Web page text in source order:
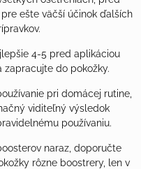
ešte väčší účinok ďalších
4-5 pred aplikáciou
zapracujte do pokožky.
pri domácej rutine,
viditeľný výsledok
používaniu.
naraz, doporučte
rôzne boostrery, len v